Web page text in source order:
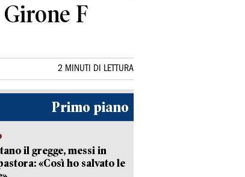
F
2 MINUTI DI LETTURA
Primo piano
il gregge, messi in
«Così ho salvato le